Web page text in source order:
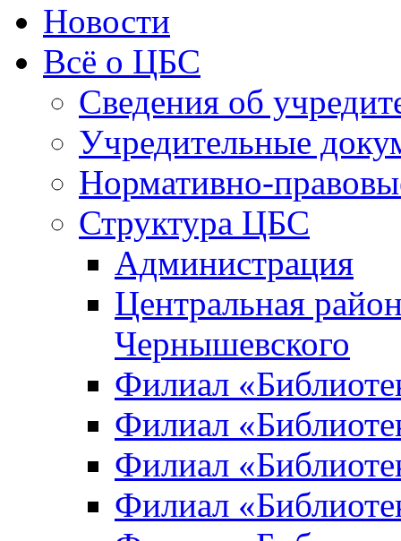
Новости
Всё о ЦБС
Сведения об
Учредительные
Нормативно-
Структура ЦБС
Администрация
Центральная
Чернышевского
Филиал
Филиал
Филиал
Филиал